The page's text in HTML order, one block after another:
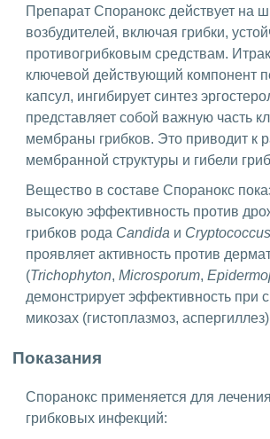
Препарат Споранокс действует на
возбудителей, включая грибки,
противогрибковым средствам.
ключевой действующий компонент
капсул, ингибирует синтез
представляет собой важную часть
мембраны грибков. Это приводит к
мембранной структуры и гибели
Вещество в составе Споранокс
высокую эффективность против
грибков рода Candida и Cryptococcus
проявляет активность против
(Trichophyton, Microsporum,
демонстрирует эффективность при
микозах (гистоплазмоз,
Показания
Споранокс применяется для
грибковых инфекций: